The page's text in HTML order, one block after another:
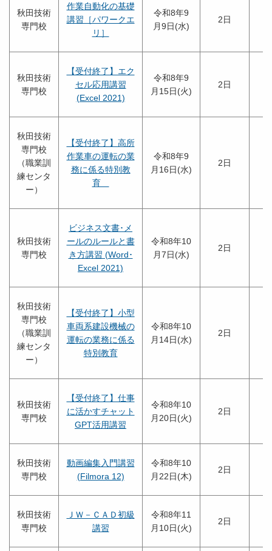
秋田技術
専門校
作業自動化の基礎
講習［パワークエ
リ］
令和8年9
月9日(水)
2日
秋田技術
専門校
【受付終了】エク
セル応用講習
(Excel 2021)
令和8年9
月15日(火)
2日
秋田技術
専門校
（職業訓
練センタ
ー）
【受付終了】高所
作業車の運転の業
務に係る特別教
育
令和8年9
月16日(水)
2日
秋田技術
専門校
ビジネス文書･メ
ールのルールと書
き方講習 (Word･
Excel 2021)
令和8年10
月7日(水)
2日
秋田技術
専門校
（職業訓
練センタ
ー）
【受付終了】小型
車両系建設機械の
運転の業務に係る
特別教育
令和8年10
月14日(水)
2日
秋田技術
専門校
【受付終了】仕事
に活かすチャット
GPT活用講習
令和8年10
月20日(火)
2日
秋田技術
専門校
動画編集入門講習
(Filmora 12)
令和8年10
月22日(木)
2日
秋田技術
専門校
ＪＷ－ＣＡＤ初級
講習
令和8年11
月10日(火)
2日